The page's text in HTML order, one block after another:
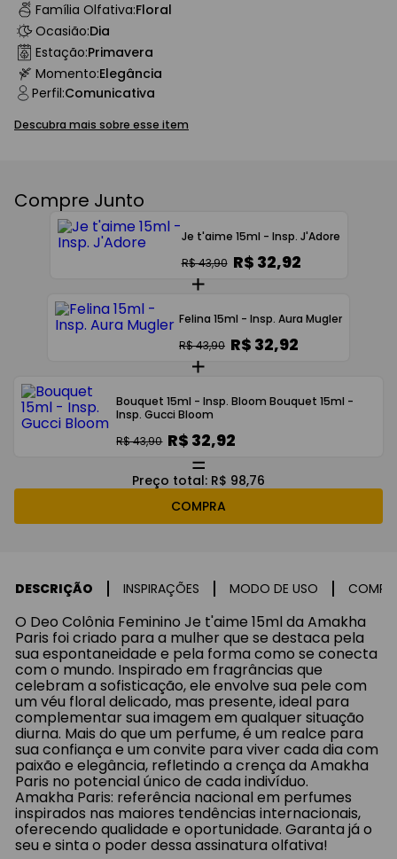
Família Olfativa:Floral
Ocasião:Dia
Estação:Primavera
Momento:Elegância
Perfil:Comunicativa
Descubra mais sobre esse item
Compre Junto
Je t'aime 15ml - Insp. J'Adore
R$ 43,90 R$ 32,92
Felina 15ml - Insp. Aura Mugler
R$ 43,90 R$ 32,92
Bouquet 15ml - Insp. Bloom Bouquet 15ml -
Insp. Gucci Bloom
R$ 43,90 R$ 32,92
Preço total: R$ 98,76
COMPRA
DESCRIÇÃO INSPIRAÇÕES MODO DE USO
O Deo Colônia Feminino Je t'aime 15ml da Amakha
Paris foi criado para a mulher que se destaca pela
sua espontaneidade e pela forma como se conecta
com o mundo. Inspirado em fragrâncias que
celebram a sofisticação, ele envolve sua pele com
um véu floral delicado, mas presente, ideal para
complementar sua imagem em qualquer situação
diurna. Mais do que um perfume, é um realce para
sua confiança e um convite para viver cada dia com
paixão e elegância, refletindo a crença da Amakha
Paris no potencial único de cada indivíduo.
Amakha Paris: referência nacional em perfumes
inspirados nas maiores tendências internacionais,
oferecendo qualidade e oportunidade. Garanta já o
seu e sinta o poder dessa assinatura olfativa!